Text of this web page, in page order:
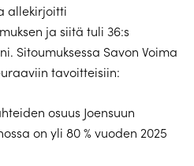
allekirjoitti
ja siitä tuli 36:s
Sitoumuksessa Savon Voima
tavoitteisiin:
osuus Joensuun
on yli 80 % vuoden 2025